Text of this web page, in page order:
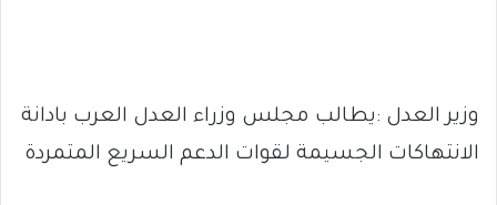
وزير العدل :يطالب مجلس وزراء العدل العرب بادانة
الانتهاكات الجسيمة لقوات الدعم السريع المتمردة